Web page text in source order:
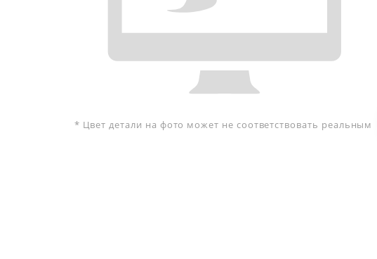
* Цвет детали на фото может не соответствовать реальным